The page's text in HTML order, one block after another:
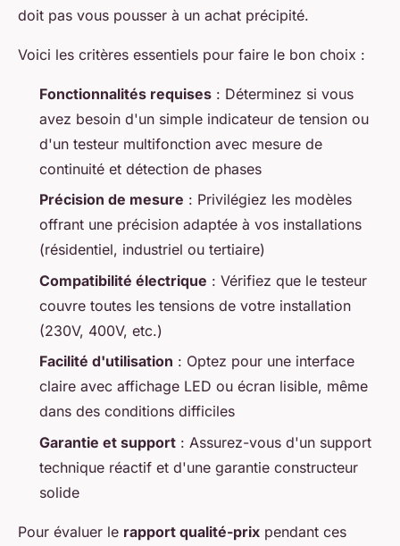
doit pas vous pousser à un achat précipité.
Voici les critères essentiels pour faire le bon choix :
Fonctionnalités requises : Déterminez si vous
avez besoin d'un simple indicateur de tension ou
d'un testeur multifonction avec mesure de
continuité et détection de phases
Précision de mesure : Privilégiez les modèles
offrant une précision adaptée à vos installations
(résidentiel, industriel ou tertiaire)
Compatibilité électrique : Vérifiez que le testeur
couvre toutes les tensions de votre installation
(230V, 400V, etc.)
Facilité d'utilisation : Optez pour une interface
claire avec affichage LED ou écran lisible, même
dans des conditions difficiles
Garantie et support : Assurez-vous d'un support
technique réactif et d'une garantie constructeur
solide
Pour évaluer le rapport qualité-prix pendant ces